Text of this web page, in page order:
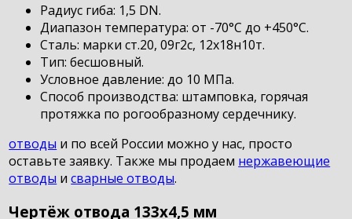
Радиус гиба: 1,5 DN.
Диапазон температура: от -70°С до +450°С.
Сталь: марки ст.20, 09г2с, 12х18н10т.
Тип: бесшовный.
Условное давление: до 10 МПа.
Способ производства: штамповка, горячая
протяжка по рогообразному сердечнику.
отводы и по всей России можно у нас, просто
оставьте заявку. Также мы продаем нержавеющие
отводы исварные отводы.
Чертёж отвода 133х4,5 мм